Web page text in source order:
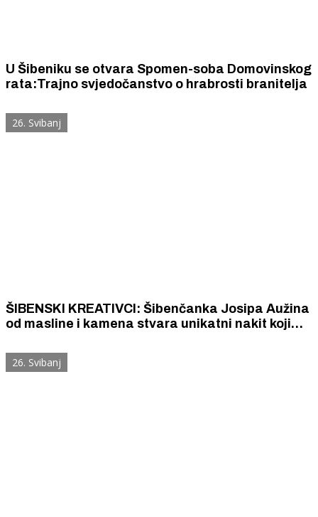
U Šibeniku se otvara Spomen-soba Domovinskog
rata:Trajno svjedočanstvo o hrabrosti branitelja
26. Svibanj
ŠIBENSKI KREATIVCI: Šibenčanka Josipa Aužina
od masline i kamena stvara unikatni nakit koji
26. Svibanj